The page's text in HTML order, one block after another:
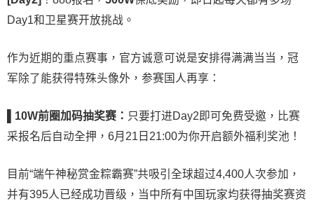
Day1和卫星赛开放挑战。
作为近期的重点赛事，官方诚意可说是安排得满满当当，冠
军除了能获得特殊头像外，参赛国人再享：
▌10W前圈加码抽奖赛： 只要打进Day2即可免费受邀，比赛
采报名后自动全押，6月21日21:00为你开启额外福利奖池！
目前“端午神秘赏金粽霸赛”共吸引全球超过4,400人次参加，
并有395人已经成功晋级，当中所有中国玩家均获得抽奖赛资